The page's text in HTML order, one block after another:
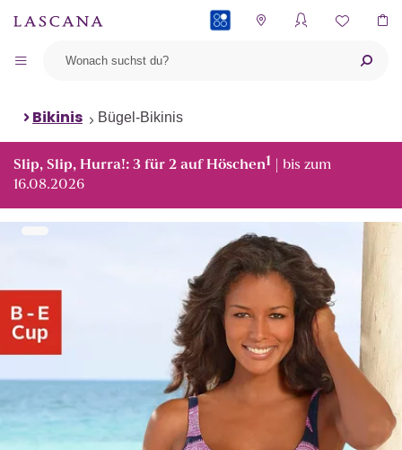
Bikinis Bügel-Bikinis
Slip, Slip, Hurra!: 3 für 2 auf Höschen1 | bis zum
16.08.2026